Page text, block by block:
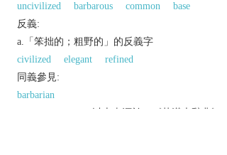
uncivilized
barbarous common
base
反義:
a.「笨拙的；粗野的」的反義字
civilized
elegant
refined
同義參見:
barbarian